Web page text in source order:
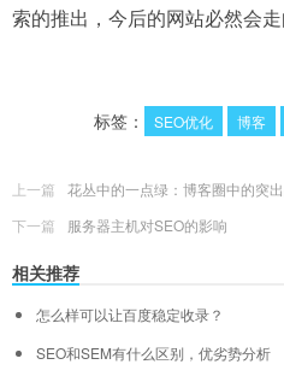
索的推出，今后的网站必然会走
标签： SEO优化 博客
上一篇
花丛中的一点绿：博客圈中的突
下一篇
服务器主机对SEO的影响
相关推荐
怎么样可以让百度稳定收录？
SEO和SEM有什么区别，优劣势分析